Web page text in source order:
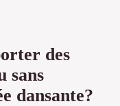
des
sans
dansante?